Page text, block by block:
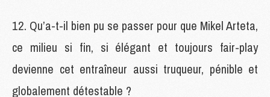
Qu’a-t-il bien pu se passer pour que Mikel Arteta,
ce milieu si fin, si élégant et toujours fair-play
devienne cet entraîneur aussi truqueur, pénible et
globalement détestable ?